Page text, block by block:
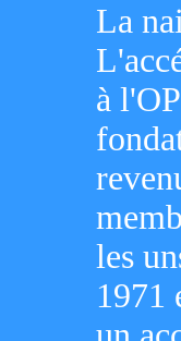
La
à
les
1971